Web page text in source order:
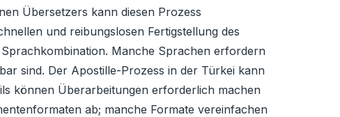
Übersetzers kann diesen Prozess
und reibungslosen Fertigstellung des
Manche Sprachen erfordern
sind. Der Apostille-Prozess in der Türkei kann
können Überarbeitungen erforderlich machen
ab; manche Formate vereinfachen